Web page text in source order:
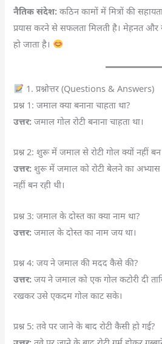
नैतिक संदेश: कठिन कामों में मित्रों की
प्रयास करने से सफलता मिलती है। मेहनत
हो जाता है।
1. प्रश्नोत्तर (Questions & Answers)
प्रश्न 1: जमाल क्या बनाना चाहता था?
उत्तर: जमाल गोल रोटी बनाना चाहता था।
प्रश्न 2: शुरू में जमाल से रोटी गोल क्यों नहीं बन
उत्तर: शुरू में जमाल को रोटी बेलने का अभ्यास
नहीं बन रही थी।
प्रश्न 3: जमाल के दोस्त का क्या नाम था?
उत्तर: जमाल के दोस्त का नाम जय था।
प्रश्न 4: जय ने जमाल की मदद कैसे की?
उत्तर: जय ने जमाल को एक गोल कटोरी दी
रखकर उसे एकदम गोल काट सके।
प्रश्न 5: तवे पर जाने के बाद रोटी कैसी हो गई?